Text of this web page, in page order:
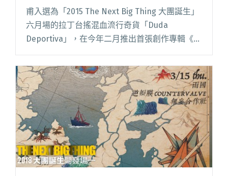
甫入選為「2015 The Next Big Thing 大團誕生」
六月場的拉丁台搖混血流行奇貨「Duda
Deportiva」，在今年二月推出首張創作專輯《Tú
迴，他們將閱讀全文 "Duda Deportiva 入選大團
誕生 新專輯小巡迴開跑"